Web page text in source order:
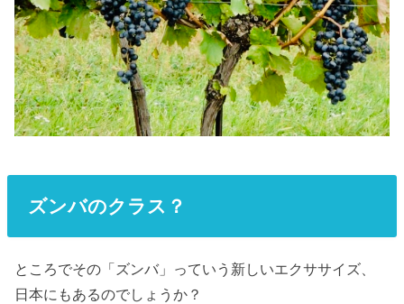
ズンバのクラス？
ところでその「ズンバ」っていう新しいエクササイズ、
日本にもあるのでしょうか？